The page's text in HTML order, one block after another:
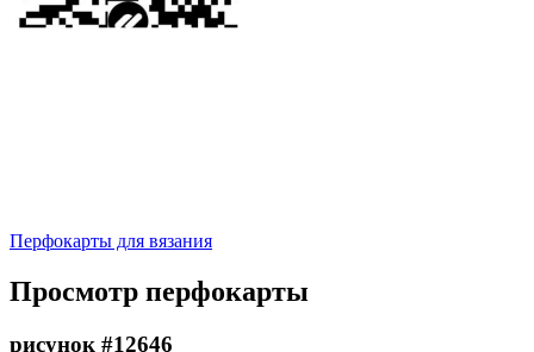
Перфокарты для вязания
Просмотр перфокарты
рисунок #12646